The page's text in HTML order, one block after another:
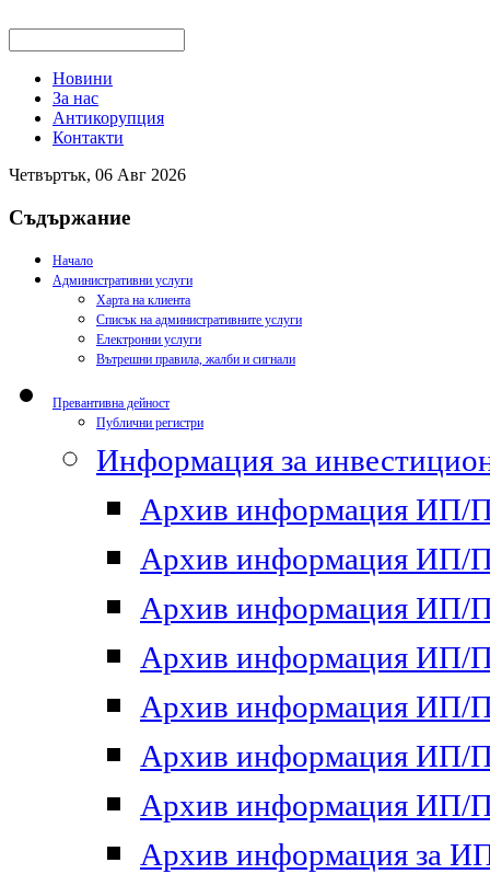
Новини
За нас
Антикорупция
Контакти
Четвъртък, 06 Авг 2026
Съдържание
Начало
Административни услуги
Харта на клиента
Списък на административните услуги
Електронни услуги
Вътрешни правила, жалби и сигнали
Превантивна дейност
Публични регистри
Информация за
Архив информация ИП/
Архив информация ИП/
Архив информация ИП/
Архив информация ИП/
Архив информация ИП/
Архив информация ИП/
Архив информация ИП/
Архив информация за